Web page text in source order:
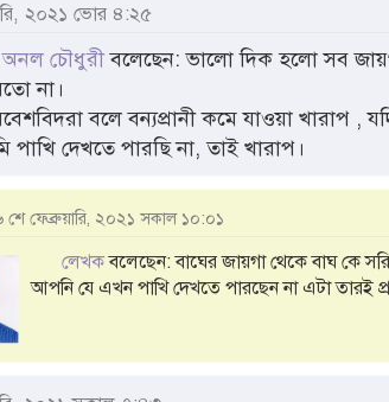
২০২১ ভোর ৪:২৫
অনল চৌধুরীবলেছেন: ভালো দিক হলো সব
না।
বলে বন্যপ্রানী কমে যাওয়া খারাপ ,
পাখি দেখতে পারছি না, তাই খারাপ।
শে ফেব্রুয়ারি, ২০২১ সকাল ১০:০১
লেখকবলেছেন: বাঘের জায়গা থেকে বাঘ কে
আপনি যে এখন পাখি দেখতে পারছেন না এটা তারই